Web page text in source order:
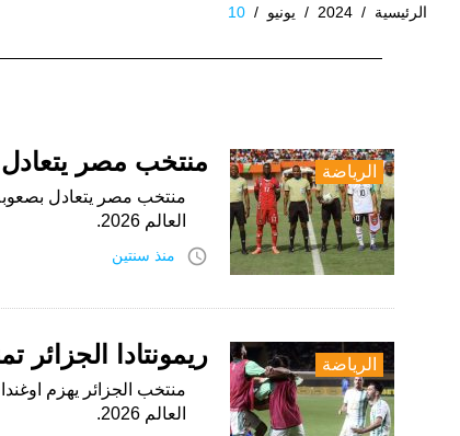
الرئيسية /
2024
/ يونيو /
10
يونيو،
2024
الرياضة منتخب مصر يتعادل
العالم 2026.
access_time منذ سنتين
الرياضة ريمونتادا الجزائر
منتخب الجزائر يهزم
العالم 2026.